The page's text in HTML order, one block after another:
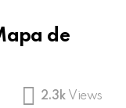
de
2.3k Views